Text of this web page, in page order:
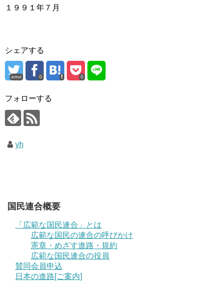
１９９１年７月
シェアする
error 0 0
フォローする
yh
国民連合概要
「広範な国民連合」とは
広範な国民の連合の呼びかけ
憲章・めざす進路・規約
広範な国民連合の役員
賛同会員申込
日本の進路[ご案内]